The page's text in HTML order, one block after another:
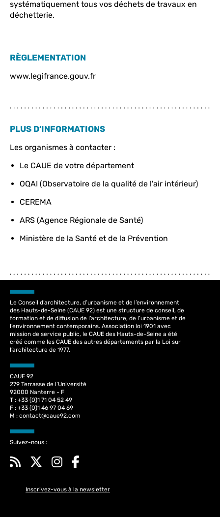
systématiquement tous vos déchets de travaux en
déchetterie.
RÈGLEMENTATION
www.legifrance.gouv.fr
PLUS D’INFORMATIONS
Les organismes à contacter :
Le CAUE de votre département
OQAI (Observatoire de la qualité de l'air intérieur)
CEREMA
ARS (Agence Régionale de Santé)
Ministère de la Santé et de la Prévention
Le Conseil d’architecture, d’urbanisme et de l’environnement
des Hauts-de-Seine (CAUE 92) est une structure de conseil, de
formation et de diffusion de l’architecture, de l’urbanisme et de
l’environnement contemporains. Association loi 1901 avec
mission de service public, le CAUE des Hauts-de-Seine a été
créé comme les CAUE des autres départements par la Loi sur
l’architecture de 1977.
CAUE 92
279 Terrasse de l’Université
92000 Nanterre - F
T : +33 (0)1 71 04 52 49
F : +33 (0)1 46 97 04 69
M : contact@caue92.com
Suivez-nous :
Inscrivez-vous à la newsletter